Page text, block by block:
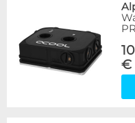
€